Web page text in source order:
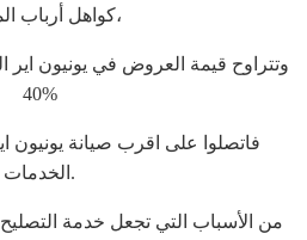
كواهل أرباب المنازل،
40%
فاتصلوا على اقرب صيانة يونيون
الخدمات.
من الأسباب التي تجعل خدمة التصليح